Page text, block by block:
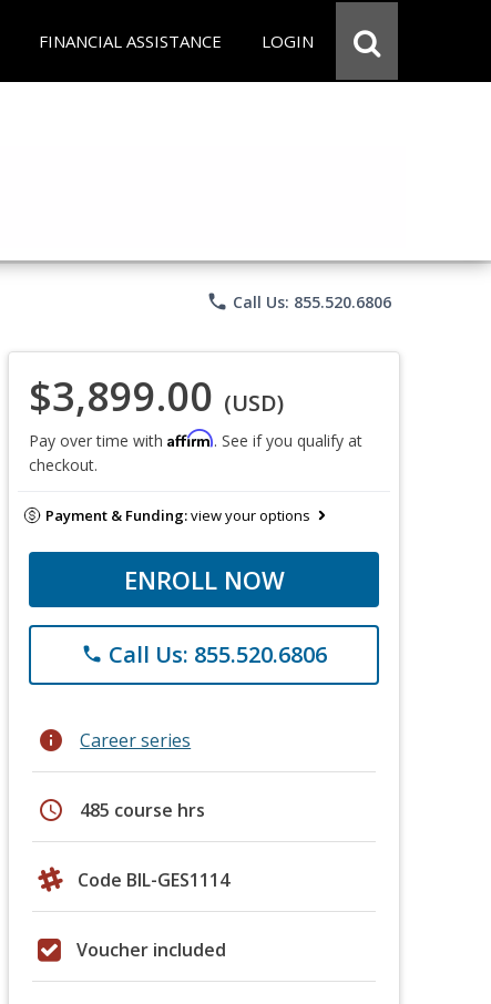
FINANCIAL ASSISTANCE LOGIN
phone Call Us: 855.520.6806
$3,899.00 (USD)
Pay over time with Affirm. See if you qualify at
checkout.
Payment & Funding:view your options
ENROLL NOW
phone Call Us: 855.520.6806
info Career series
schedule 485 course hrs
Code BIL-GES1114
Voucher included